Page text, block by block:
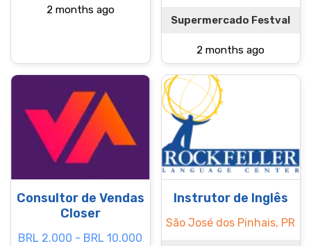
2 months ago
Supermercado Festval
2 months ago
Consultor de Vendas
Closer
BRL 2.000 - BRL 10.000
Instrutor de Inglês
São José dos Pinhais, PR